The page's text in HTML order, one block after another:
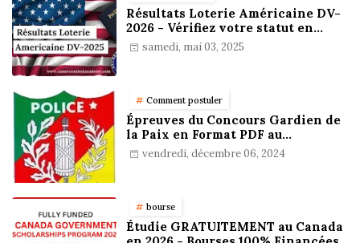
Résultats Loterie Américaine DV-
2026 - Vérifiez votre statut en
ligne !
samedi, mai 03, 2025
Comment postuler
Épreuves du Concours Gardien de
la Paix en Format PDF au
Cameroun : Stratégies,
Préparation et Astuces pour
vendredi, décembre 06, 2024
bourse
Étudie GRATUITEMENT au Canada